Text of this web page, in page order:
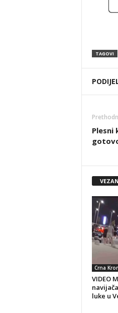
TAGOVI
Plesni
Crna
VIDEO
luke u